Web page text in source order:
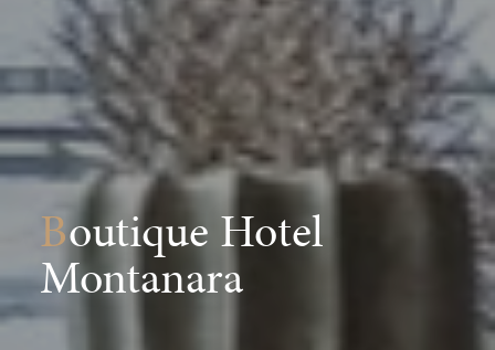
Boutique Hotel
Montanara